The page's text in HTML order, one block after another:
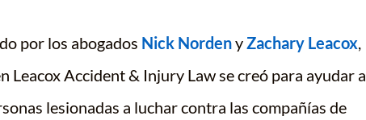
por los abogados Nick NordenyZachary Leacox,
Leacox Accident & Injury Law se creó para ayudar a
lesionadas a luchar contra las compañías de